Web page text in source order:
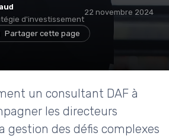
d'investissement
22 novembre 2024
Partager cette page
un consultant DAF à
les directeurs
gestion des défis complexes